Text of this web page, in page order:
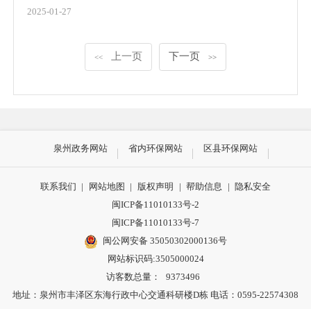
2025-01-27
<< 上一页 下一页 >>
泉州政务网站 省内环保网站 区县环保网站
联系我们 | 网站地图 | 版权声明 | 帮助信息 | 隐私安全
闽ICP备11010133号-2
闽ICP备11010133号-7
闽公网安备 35050302000136号
网站标识码:3505000024
访客数总量：
9373496
地址：泉州市丰泽区东海行政中心交通科研楼D栋 电话：0595-22574308